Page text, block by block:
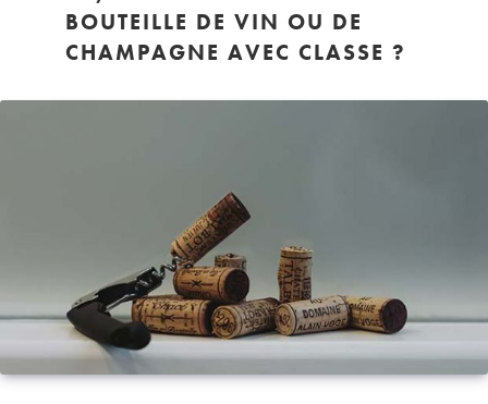
BOUTEILLE DE VIN OU DE
CHAMPAGNE AVEC CLASSE ?